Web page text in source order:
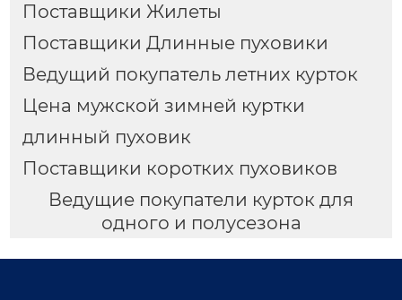
Поставщики Жилеты
Поставщики Длинные пуховики
Ведущий покупатель летних курток
Цена мужской зимней куртки
длинный пуховик
Поставщики коротких пуховиков
Ведущие покупатели курток для
одного и полусезона